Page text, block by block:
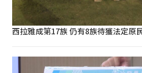
西拉雅成第17族 仍有8族待獲法定原